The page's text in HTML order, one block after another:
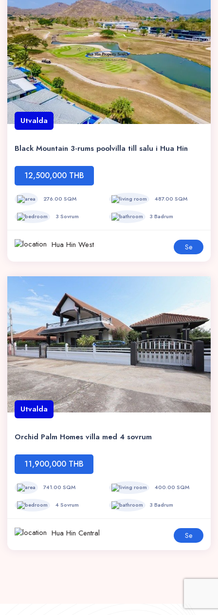
Utvalda
Black Mountain 3-rums poolvilla till salu i Hua Hin
12,500,000 THB
276.00 SQM 487.00 SQM
3 Sovrum 3 Badrum
Hua Hin West Se
Utvalda
Orchid Palm Homes villa med 4 sovrum
11,900,000 THB
741.00 SQM 400.00 SQM
4 Sovrum 3 Badrum
Hua Hin Central Se